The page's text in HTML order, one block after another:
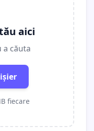
aici
a căuta
fiecare